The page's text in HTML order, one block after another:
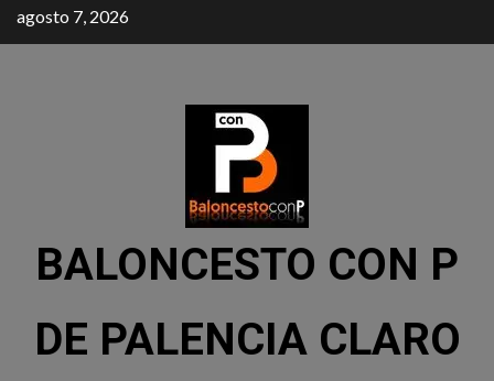
agosto 7, 2026
BALONCESTO CON P
DE PALENCIA CLARO